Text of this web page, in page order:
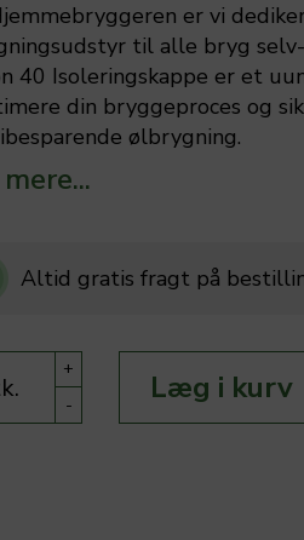
er vi
til alle bryg
40 Isoleringskappe er et
din bryggeproces og
ølbrygning.
Altid gratis fragt på
+
-
Læg i kurv